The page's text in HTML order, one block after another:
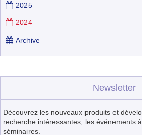
2025
2024
Archive
Newsletter
Découvrez les nouveaux produits et
recherche intéressantes, les événements
séminaires.